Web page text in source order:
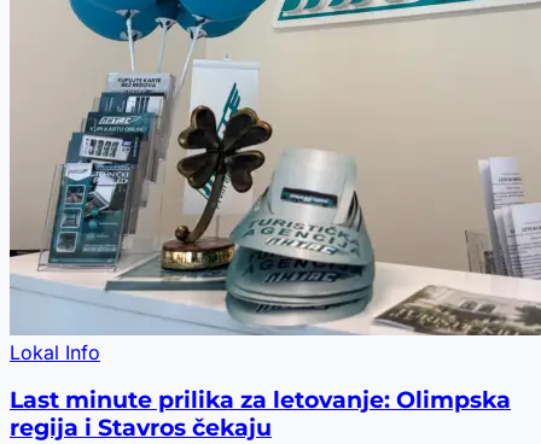
Lokal Info
Last minute prilika za letovanje: Olimpska
regija i Stavros čekaju